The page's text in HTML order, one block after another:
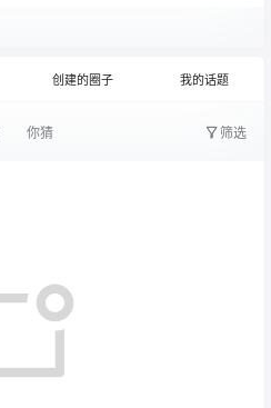
创建的圈子 我的话题
你猜 筛选